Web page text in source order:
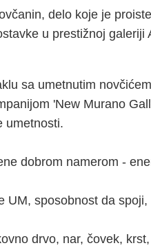
delo koje je
u prestižnoj galeriji
sa umetnutim
'New Murano
umetnosti.
dobrom namerom -
UM, sposobnost da spoji,
drvo, nar, čovek,